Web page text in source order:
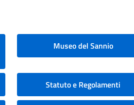
Museo del Sannio
Statuto e Regolamenti